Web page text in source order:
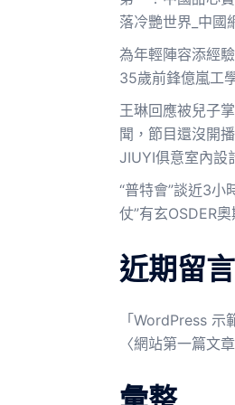
落冷艷世界_中國
為年輕陣容添經
35歲前鋒億嵐工
王琳回應被兒子
聞，節目還沒開
JIUYI俱意室內設
“普特會”談近3小
仗”有玄OSDER
近期留言
「 WordPress 示
〈網站第一篇文章